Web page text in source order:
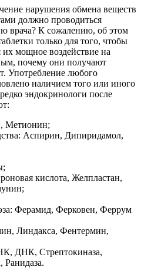
нарушения обмена веществ
должно проводиться
врача? К сожалению, об этом
только для того, чтобы
их мощное воздействие на
почему они получают
Употребление любого
наличием того или иного
эндокринологи после
Метионин;
Аспирин, Дипиридамол,
кислота, Желпластан,
Ферамид, Ферковен, Феррум
Линдакса, Фентермин,
ДНК, Стрептокиназа,
Ранидаза.